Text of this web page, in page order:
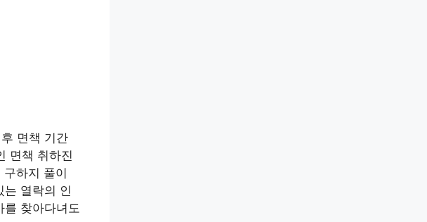
면책 기간
면책 취하진
하지 풀이
는 열락의 인
찾아다녀도